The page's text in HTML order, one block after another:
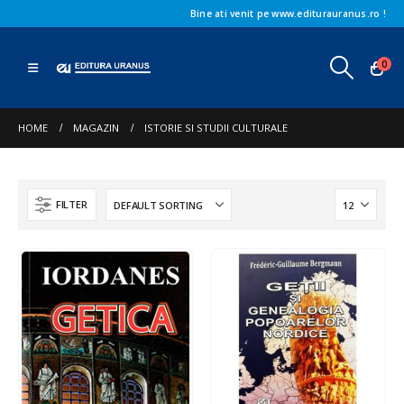
Bine ati venit pe www.editurauranus.ro !
0
HOME MAGAZIN ISTORIE SI STUDII CULTURALE
FILTER